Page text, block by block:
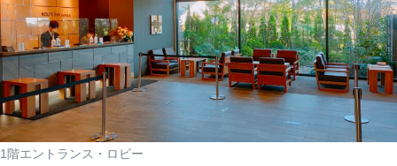
1階エントランス・ロビー